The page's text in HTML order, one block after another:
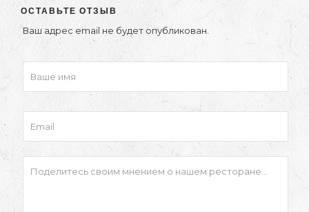
ОСТАВЬТЕ ОТЗЫВ
Ваш адрес email не будет опубликован.